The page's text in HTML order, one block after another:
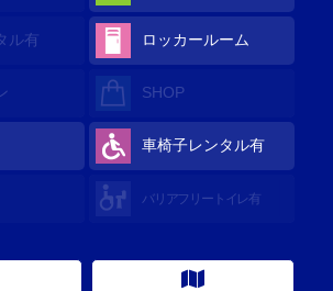
ル有 ロッカールーム
SHOP
車椅子レンタル有
バリアフリートイレ有